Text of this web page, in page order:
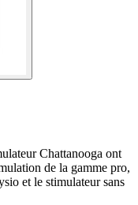
Chattanooga ont
de la gamme pro,
et le stimulateur sans